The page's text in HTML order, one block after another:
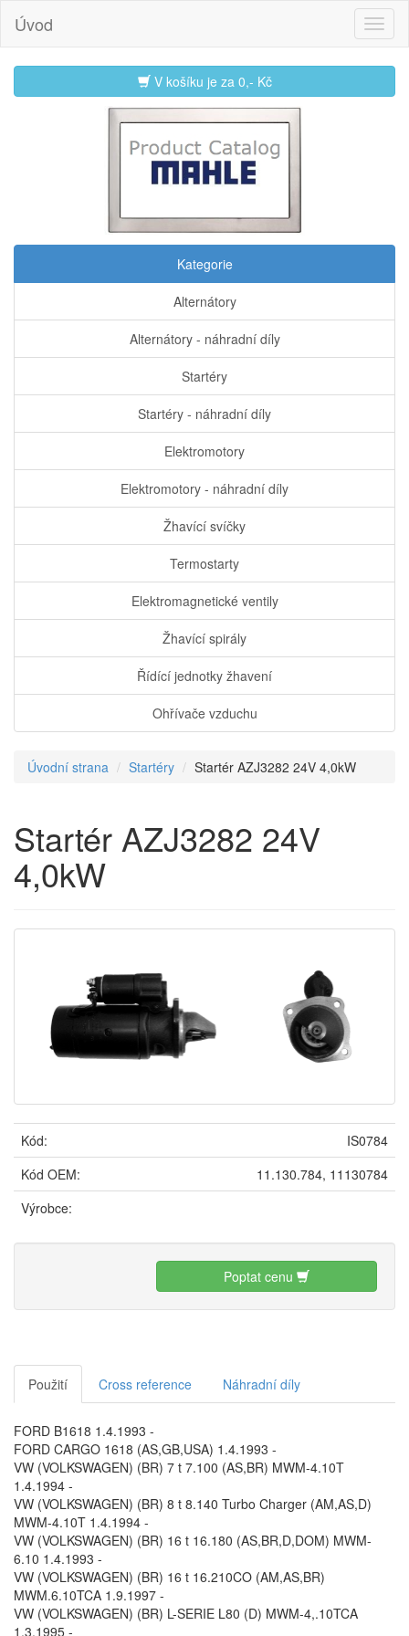
Úvod
V košíku je za 0,- Kč
Kategorie
Alternátory
Alternátory - náhradní díly
Startéry
Startéry - náhradní díly
Elektromotory
Elektromotory - náhradní díly
Žhavící svíčky
Termostarty
Elektromagnetické ventily
Žhavící spirály
Řídící jednotky žhavení
Ohřívače vzduchu
Úvodní strana Startéry Startér AZJ3282 24V 4,0kW
Startér AZJ3282 24V
4,0kW
Kód:
IS0784
Kód OEM:
11.130.784, 11130784
Výrobce:
Poptat cenu
Použití Cross reference Náhradní díly
FORD B1618 1.4.1993 -
FORD CARGO 1618 (AS,GB,USA) 1.4.1993 -
VW (VOLKSWAGEN) (BR) 7 t 7.100 (AS,BR) MWM-4.10T
1.4.1994 -
VW (VOLKSWAGEN) (BR) 8 t 8.140 Turbo Charger (AM,AS,D)
MWM-4.10T 1.4.1994 -
VW (VOLKSWAGEN) (BR) 16 t 16.180 (AS,BR,D,DOM) MWM-
6.10 1.4.1993 -
VW (VOLKSWAGEN) (BR) 16 t 16.210CO (AM,AS,BR)
MWM.6.10TCA 1.9.1997 -
VW (VOLKSWAGEN) (BR) L-SERIE L80 (D) MWM-4,.10TCA
1.3.1995 -